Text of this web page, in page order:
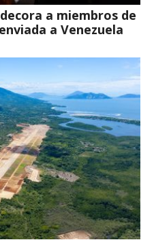
a miembros de
a Venezuela